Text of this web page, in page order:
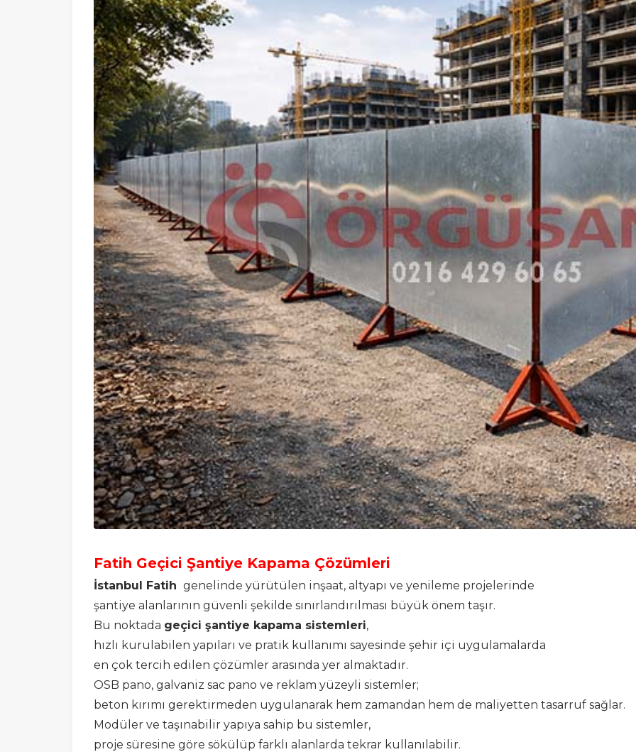
Fatih Geçici Şantiye Kapama Çözümleri
İstanbul Fatih genelinde yürütülen inşaat, altyapı ve yenileme projelerinde
şantiye alanlarının güvenli şekilde sınırlandırılması büyük önem taşır.
Bu noktada geçici şantiye kapama sistemleri,
hızlı kurulabilen yapıları ve pratik kullanımı sayesinde şehir içi uygulamalarda
en çok tercih edilen çözümler arasında yer almaktadır.
OSB pano, galvaniz sac pano ve reklam yüzeyli sistemler;
beton kırımı gerektirmeden uygulanarak hem zamandan hem de maliyetten tasarruf sağlar.
Modüler ve taşınabilir yapıya sahip bu sistemler,
proje süresine göre sökülüp farklı alanlarda tekrar kullanılabilir.